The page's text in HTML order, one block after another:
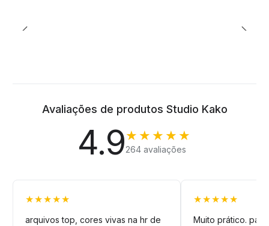
Avaliações de produtos Studio Kako
4.9★★★★★
264 avaliações
★★★★★
arquivos top, cores vivas na hr de
★★★★★
Muito prático.